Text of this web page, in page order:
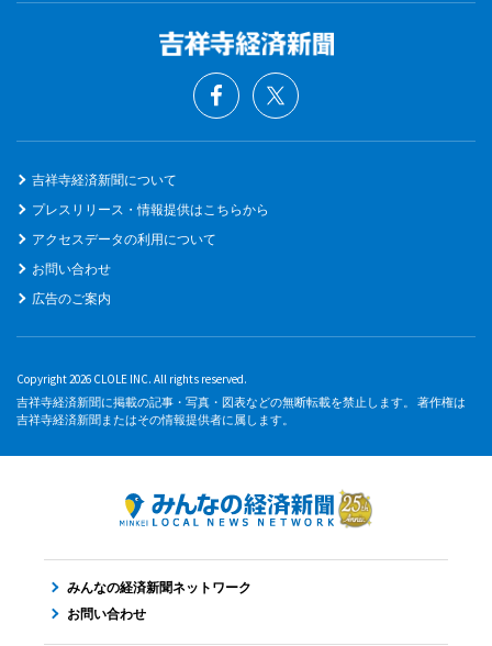
吉祥寺経済新聞について
プレスリリース・情報提供はこちらから
アクセスデータの利用について
お問い合わせ
広告のご案内
Copyright 2026 CLOLE INC. All rights reserved.
吉祥寺経済新聞に掲載の記事・写真・図表などの無断転載を禁止します。 著作権は
吉祥寺経済新聞またはその情報提供者に属します。
みんなの経済新聞ネットワーク
お問い合わせ